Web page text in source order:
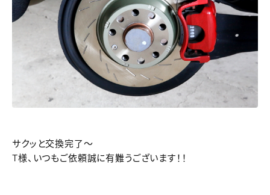
サクッと交換完了～
T様、いつもご依頼誠に有難うございます！！